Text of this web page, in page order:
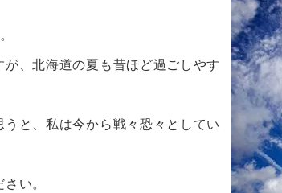
、北海道の夏も昔ほど過ごしやす
と、私は今から戦々恐々としてい
い。